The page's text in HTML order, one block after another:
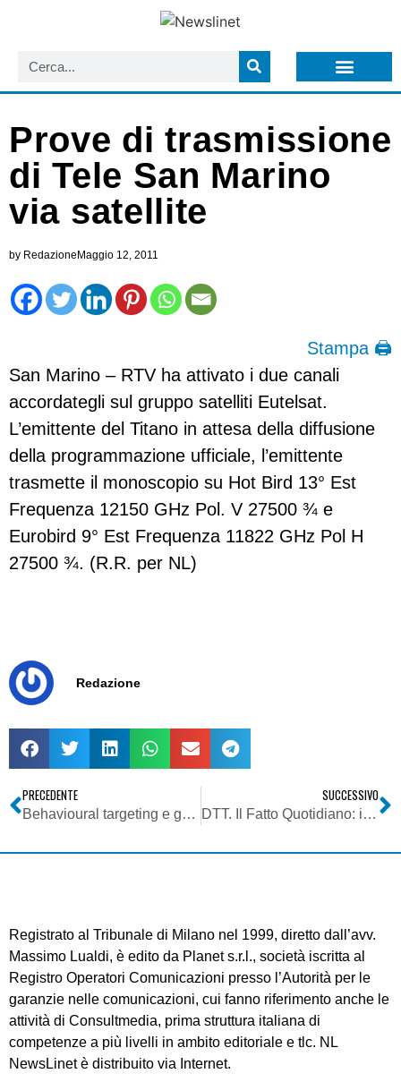
Prove di trasmissione
di Tele San Marino
via satellite
by RedazioneMaggio 12, 2011
Stampa 🖨
San Marino – RTV ha attivato i due canali
accordategli sul gruppo satelliti Eutelsat.
L’emittente del Titano in attesa della diffusione
della programmazione ufficiale, l’emittente
trasmette il monoscopio su Hot Bird 13° Est
Frequenza 12150 GHz Pol. V 27500 ¾ e
Eurobird 9° Est Frequenza 11822 GHz Pol H
27500 ¾. (R.R. per NL)
Redazione
PRECEDENTE
Behavioural targeting e georeferenziazione: la pubblicità vuole conoscerci sempre più da vicino.
SUCCESSIVO
DTT. Il Fatto Quotidiano: il beauty contest è un enorme regalo a RAI e Mediaset
Registrato al Tribunale di Milano nel 1999, diretto dall’avv.
Massimo Lualdi, è edito da Planet s.r.l., società iscritta al
Registro Operatori Comunicazioni presso l’Autorità per le
garanzie nelle comunicazioni, cui fanno riferimento anche le
attività di Consultmedia, prima struttura italiana di
competenze a più livelli in ambito editoriale e tlc. NL
NewsLinet è distribuito via Internet.